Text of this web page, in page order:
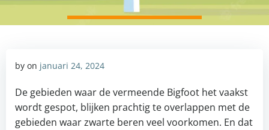
by on januari 24, 2024
De gebieden waar de vermeende Bigfoot het vaakst
wordt gespot, blijken prachtig te overlappen met de
gebieden waar zwarte beren veel voorkomen. En dat